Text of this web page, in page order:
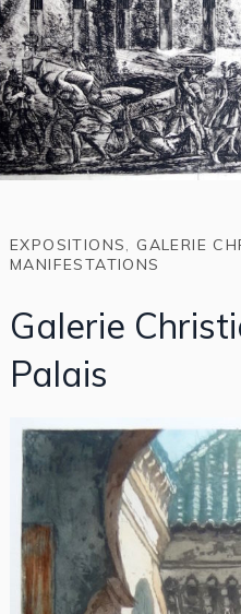
EXPOSITIONS GALERIE
MANIFESTATIONS
Galerie
Palais